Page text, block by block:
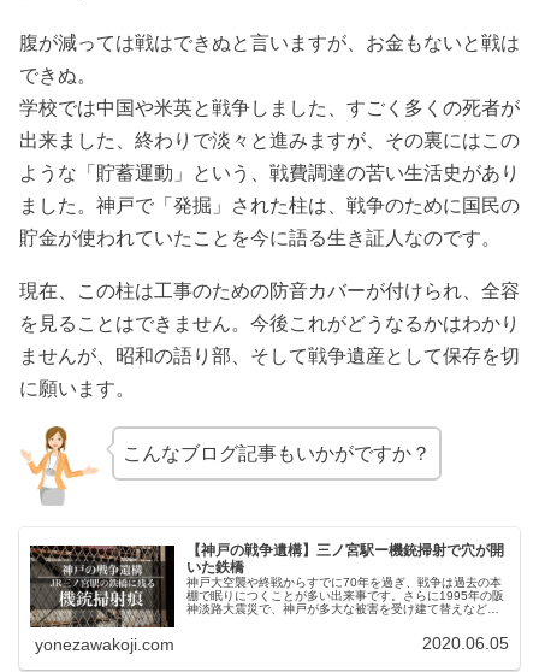
腹が減っては戦はできぬと言いますが、お金もないと戦は
できぬ。
学校では中国や米英と戦争しました、すごく多くの死者が
出来ました、終わりで淡々と進みますが、その裏にはこの
ような「貯蓄運動」という、戦費調達の苦い生活史があり
ました。神戸で「発掘」された柱は、戦争のために国民の
貯金が使われていたことを今に語る生き証人なのです。
現在、この柱は工事のための防音カバーが付けられ、全容
を見ることはできません。今後これがどうなるかはわかり
ませんが、昭和の語り部、そして戦争遺産として保存を切
に願います。
こんなブログ記事もいかがですか？
【神戸の戦争遺構】三ノ宮駅ー機銃掃射で穴が開
いた鉄橋
神戸大空襲や終戦からすでに70年を過ぎ、戦争は過去の本
棚で眠りにつくことが多い出来事です。さらに1995年の阪
神淡路大震災で、神戸が多大な被害を受け建て替えなどが
yonezawakoji.com 2020.06.05